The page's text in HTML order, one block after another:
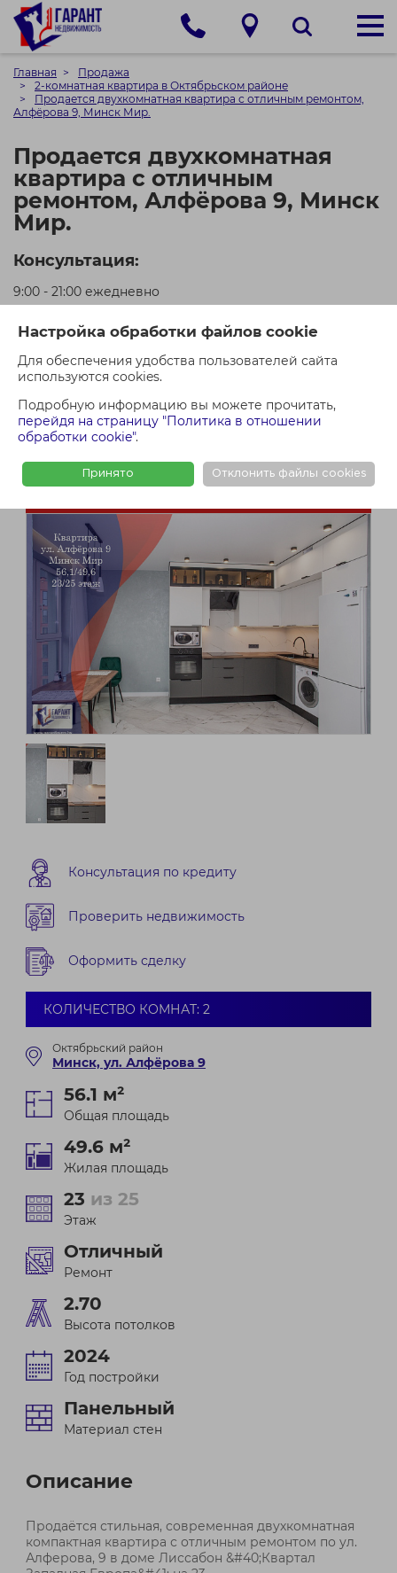
Настройка обработки файлов cookie
Для обеспечения удобства пользователей сайта
используются cookies.
Подробную информацию вы можете прочитать,
перейдя на страницу "Политика в отношении
обработки cookie".
Принято Отклонить файлы cookies
Главная
Продажа
2-комнатная квартира в Октябрьском районе
Продается двухкомнатная квартира с отличным ремонтом,
Алфёрова 9, Минск Мир.
Продается двухкомнатная
квартира с отличным
ремонтом, Алфёрова 9, Минск
Мир.
Консультация:
9:00 - 21:00 ежедневно
+375 (29) 550-00-21 (МТС)
+375 (44) 550-00-71 (A1)
Кол-во просмотров: 947
Консультация по кредиту
Проверить недвижимость
Оформить сделку
КОЛИЧЕСТВО КОМНАТ: 2
Октябрьский район
Минск, ул. Алфёрова 9
56.1 м²
Общая площадь
49.6 м²
Жилая площадь
23 из 25
Этаж
Отличный
Ремонт
2.70
Высота потолков
2024
Год постройки
Панельный
Материал стен
Описание
Продаётся стильная, современная двухкомнатная
компактная квартира с отличным ремонтом по ул.
Алферова, 9 в доме Лиссабон &#40;Квартал